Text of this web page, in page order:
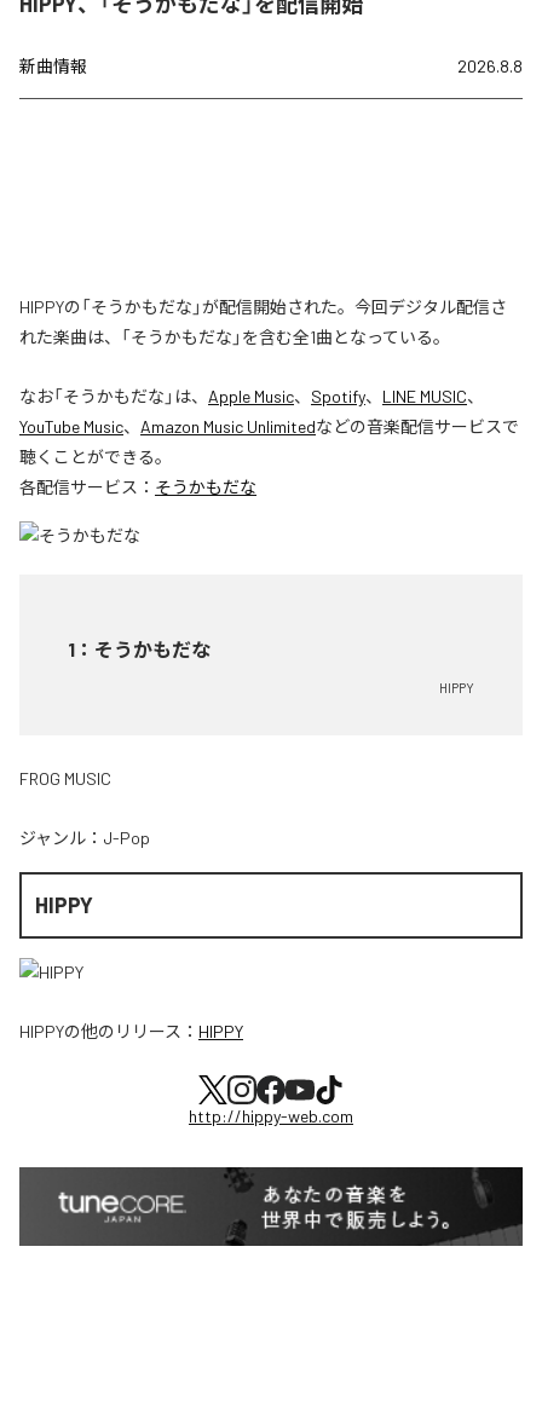
新曲情報 2026.8.8
HIPPYの「そうかもだな」が配信開始された。今回デジタル配信さ
れた楽曲は、「そうかもだな」を含む全1曲となっている。
なお「そうかもだな 」は、 Apple Music、 Spotify、 LINE MUSIC、
YouTube Music、 Amazon Music Unlimitedなどの音楽配信サービスで
聴くことができる。
各配信サービス： そうかもだな
1 ： そうかもだな
HIPPY
FROG MUSIC
ジャンル： J-Pop
HIPPY
HIPPYの他のリリース： HIPPY
http://hippy-web.com